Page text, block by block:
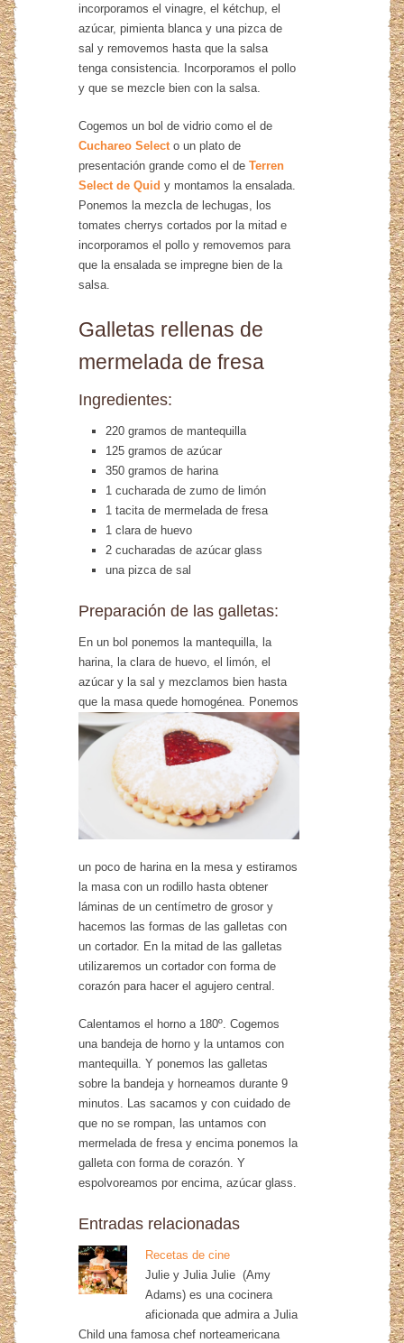
incorporamos el vinagre, el kétchup, el
azúcar, pimienta blanca y una pizca de
sal y removemos hasta que la salsa
tenga consistencia. Incorporamos el pollo
y que se mezcle bien con la salsa.
Cogemos un bol de vidrio como el de
Cuchareo Select o un plato de
presentación grande como el deTerren
Select de Quid y montamos la ensalada.
Ponemos la mezcla de lechugas, los
tomates cherrys cortados por la mitad e
incorporamos el pollo y removemos para
que la ensalada se impregne bien de la
salsa.
Galletas rellenas de
mermelada de fresa
Ingredientes:
220 gramos de mantequilla
125 gramos de azúcar
350 gramos de harina
1 cucharada de zumo de limón
1 tacita de mermelada de fresa
1 clara de huevo
2 cucharadas de azúcar glass
una pizca de sal
Preparación de las galletas:
En un bol ponemos la mantequilla, la
harina, la clara de huevo, el limón, el
azúcar y la sal y mezclamos bien hasta
que la masaquede homogénea. Ponemos
un poco de harina en la mesa y estiramos
la masa con un rodillo hasta obtener
láminas de un centímetro de grosor y
hacemos las formas de las galletas con
un cortador. En la mitad de las galletas
utilizaremos un cortador con forma de
corazón para hacer el agujero central.
Calentamos el horno a 180º. Cogemos
una bandeja de horno y la untamos con
mantequilla. Y ponemos las galletas
sobre la bandeja y horneamos durante 9
minutos. Las sacamos y con cuidado de
que no se rompan, las untamos con
mermelada de fresa y encima ponemos la
galleta con forma de corazón. Y
espolvoreamos por encima, azúcar glass.
Entradas relacionadas
Recetas de cine
Julie y Julia Julie (Amy
Adams) es una cocinera
aficionada que admira a Julia
Child una famosa chef norteamericana